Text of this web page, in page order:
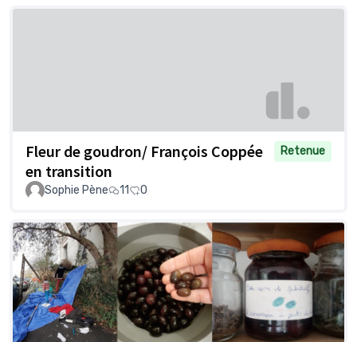
Fleur de goudron/ François Coppée
en transition
Retenue
Sophie Pène 11 0